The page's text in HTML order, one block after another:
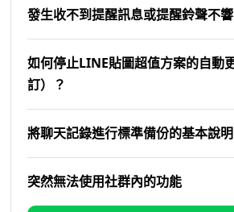
發生收不到提醒訊息或提醒鈴聲不
如何停止LINE貼圖超值方案的自動
訂）？
將聊天記錄進行標準備份的基本說明
突然無法使用社群內的功能